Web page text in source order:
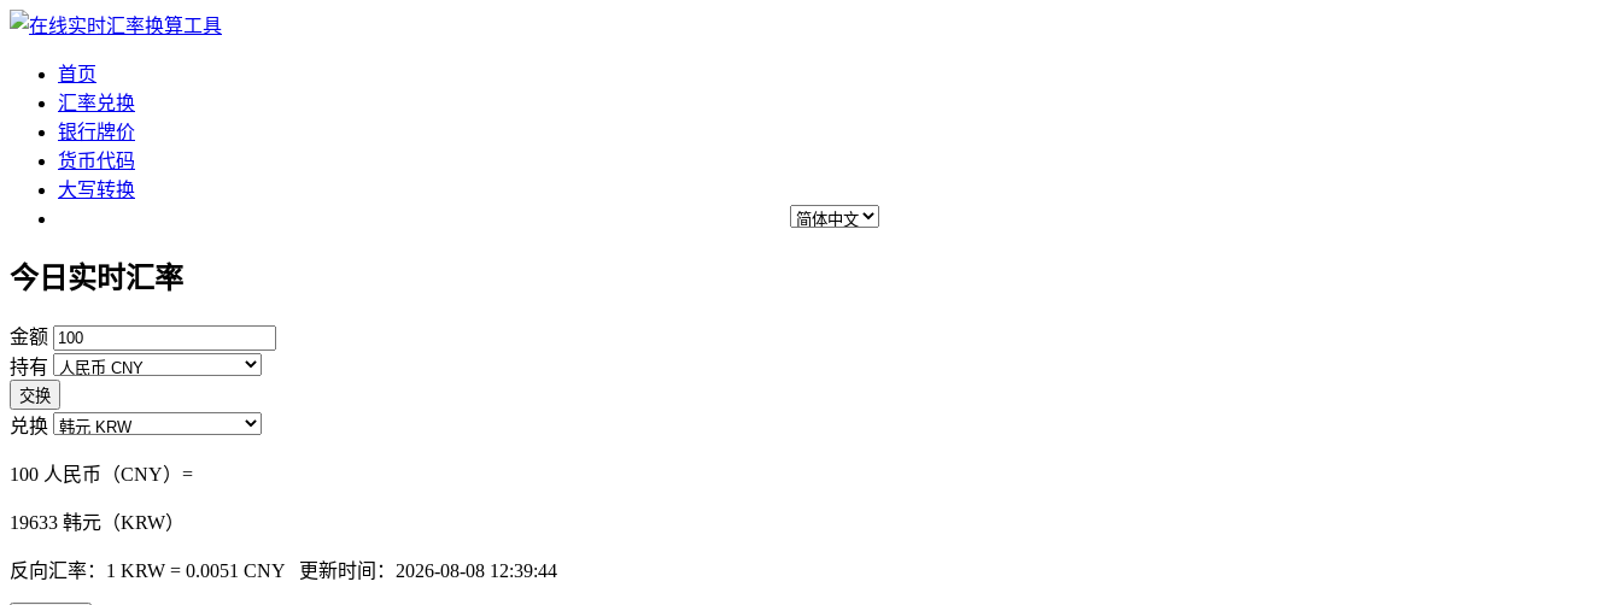
首页
汇率兑换
银行牌价
货币代码
大写转换
今日实时汇率
金额
持有
交换
兑换
100 人民币（CNY）=
19633 韩元（KRW）
反向汇率：1 KRW = 0.0051 CNY 更新时间：2026-08-08 12:39:44